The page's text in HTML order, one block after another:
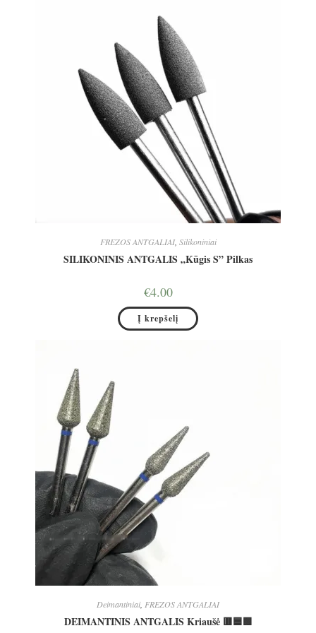
FREZOS ANTGALIAI, Silikoniniai
SILIKONINIS ANTGALIS „Kūgis S” Pilkas
€4.00
Į krepšelį
Deimantiniai FREZOS ANTGALIAI
DEIMANTINIS ANTGALIS Kriaušė 🟥🟦🟩